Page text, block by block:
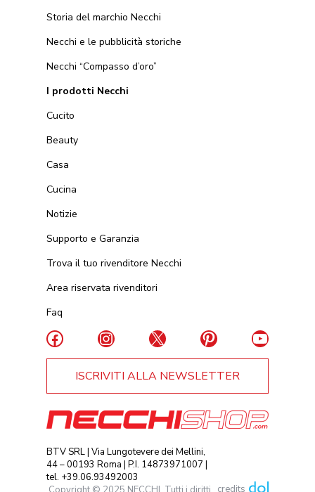
Storia del marchio Necchi
Necchi e le pubblicità storiche
Necchi “Compasso d’oro”
I prodotti Necchi
Cucito
Beauty
Casa
Cucina
Notizie
Supporto e Garanzia
Trova il tuo rivenditore Necchi
Area riservata rivenditori
Faq
FacebookInstagram
X Pinterest
ISCRIVITI ALLA NEWSLETTER
BTV SRL | Via Lungotevere dei Mellini,
44 – 00193 Roma | P.I. 14873971007 |
tel. +39.06.93492003
credits